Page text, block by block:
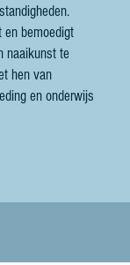
en bemoedigt
naaikunst te
hen van
en onderwijs